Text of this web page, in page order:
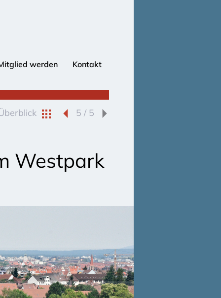
werden Kontakt
5 / 5
Westpark